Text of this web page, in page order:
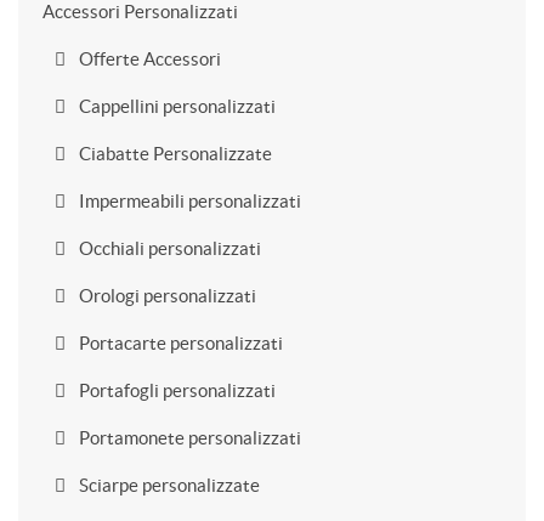
Accessori Personalizzati
Offerte Accessori
Cappellini personalizzati
Ciabatte Personalizzate
Impermeabili personalizzati
Occhiali personalizzati
Orologi personalizzati
Portacarte personalizzati
Portafogli personalizzati
Portamonete personalizzati
Sciarpe personalizzate